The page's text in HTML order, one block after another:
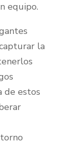
equipo.
la
de estos